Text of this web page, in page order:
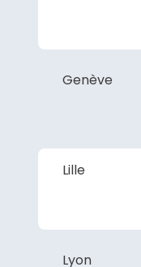
Genève
Lille
Lyon